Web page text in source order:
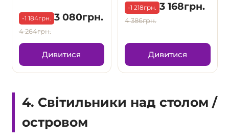
-1 184грн. 3 080грн.
4 264грн.
Дивитися
-1 218грн. 3 168грн.
4 386грн.
Дивитися
4. Світильники над столом /
островом